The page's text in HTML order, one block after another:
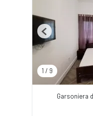
1 / 9
Previous
Garsoniera